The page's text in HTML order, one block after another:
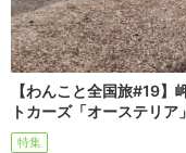
【わんこと全国旅#19】
トカーズ「オーステリ
特集